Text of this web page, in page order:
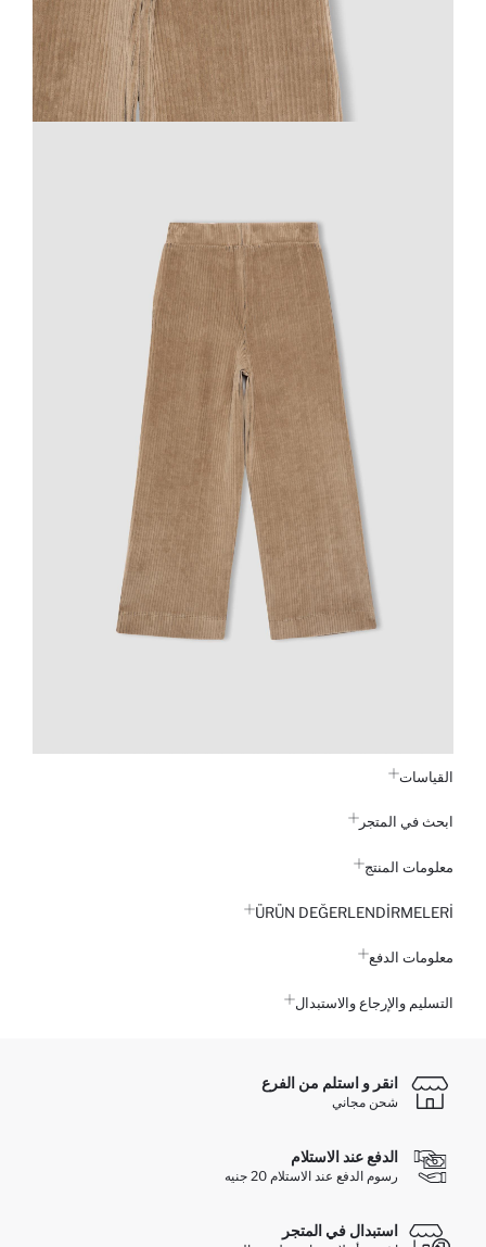
القياسات
ابحث في المتجر
معلومات المنتج
ÜRÜN DEĞERLENDİRMELERİ
معلومات الدفع
التسليم والإرجاع والاستبدال
انقر و استلم من الفرع
شحن مجاني
الدفع عند الاستلام
رسوم الدفع عند الاستلام 20 جنيه
استبدال في المتجر